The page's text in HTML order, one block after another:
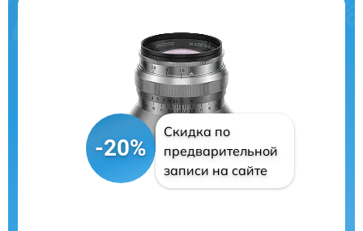
-20%
Скидка по
предварительной
записи на сайте